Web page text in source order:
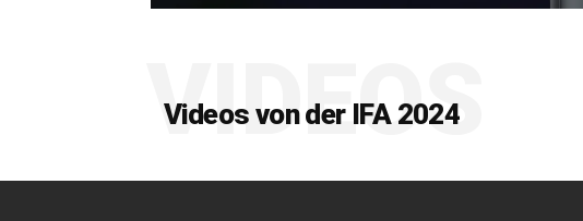
Videos von der IFA 2024
VIDEOS